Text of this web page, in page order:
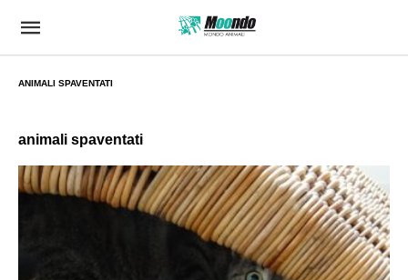
ANIMALI SPAVENTATI
animali spaventati